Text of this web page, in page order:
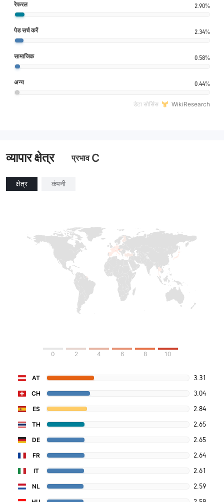
रेफरल 2.90%
पेड सर्च करें 2.34%
सामाजिक 0.58%
अन्य 0.44%
डेटा सोर्सिस WikiResearch
व्यापार क्षेत्र प्रभाव C
क्षेत्र कंपनी
0 2 4 6 8 10
AT 3.31
CH 3.04
ES 2.84
TH 2.65
DE 2.65
FR 2.64
IT 2.61
NL 2.59